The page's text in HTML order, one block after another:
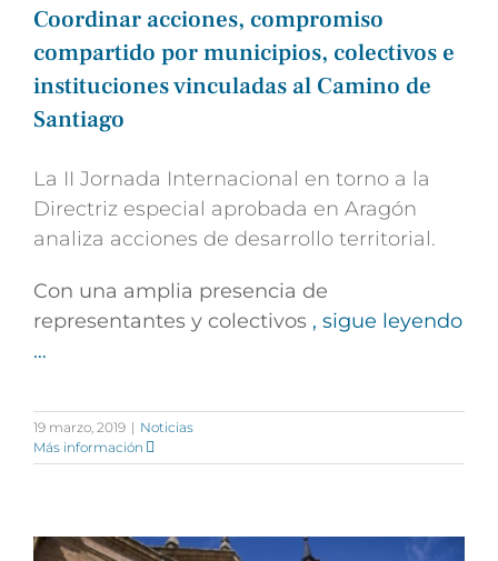
Coordinar acciones, compromiso
compartido por municipios, colectivos e
instituciones vinculadas al Camino de
Santiago
La II Jornada Internacional en torno a la
Directriz especial aprobada en Aragón
analiza acciones de desarrollo territorial.
Con una amplia presencia de
representantes y colectivos , sigue leyendo
…
19 marzo, 2019 | Noticias
Más información